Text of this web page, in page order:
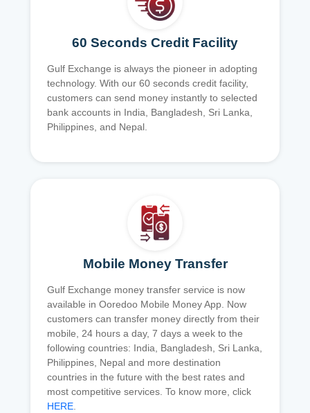
60 Seconds Credit Facility
Gulf Exchange is always the pioneer in adopting
technology. With our 60 seconds credit facility,
customers can send money instantly to selected
bank accounts in India, Bangladesh, Sri Lanka,
Philippines, and Nepal.
Mobile Money Transfer
Gulf Exchange money transfer service is now
available in Ooredoo Mobile Money App. Now
customers can transfer money directly from their
mobile, 24 hours a day, 7 days a week to the
following countries: India, Bangladesh, Sri Lanka,
Philippines, Nepal and more destination
countries in the future with the best rates and
most competitive services. To know more, click
HERE.